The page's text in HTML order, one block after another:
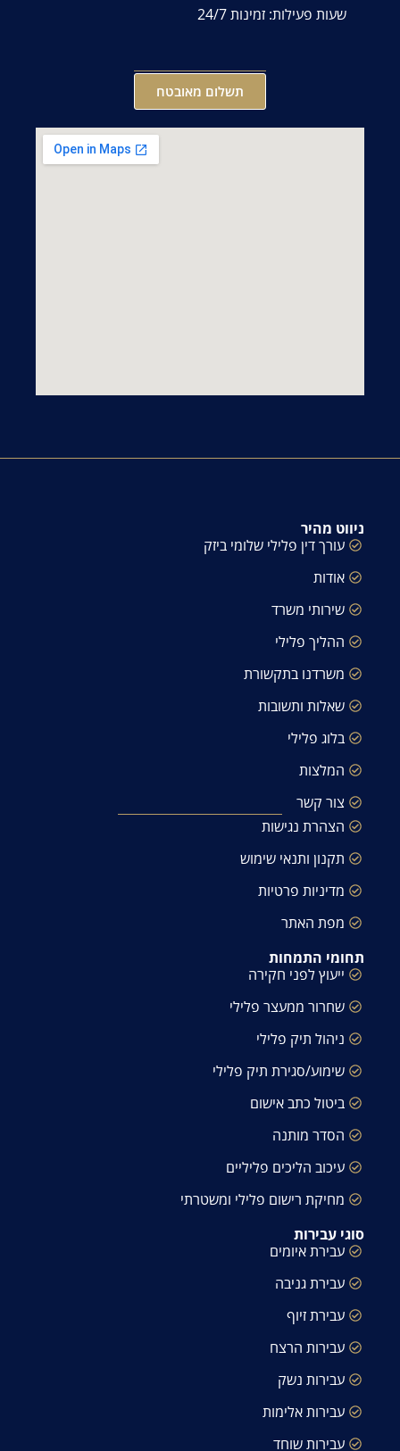
שעות פעילות: זמינות 24/7
תשלום מאובטח
ניווט מהיר
עורך דין פלילי שלומי ביזק
אודות
שירותי משרד
ההליך פלילי
משרדנו בתקשורת
שאלות ותשובות
בלוג פלילי
המלצות
צור קשר
הצהרת נגישות
תקנון ותנאי שימוש
מדיניות פרטיות
מפת האתר
תחומי התמחות
ייעוץ לפני חקירה
שחרור ממעצר פלילי
ניהול תיק פלילי
שימוע/סגירת תיק פלילי
ביטול כתב אישום
הסדר מותנה
עיכוב הליכים פליליים
מחיקת רישום פלילי ומשטרתי
סוגי עבירות
עבירת איומים
עבירת גניבה
עבירת זיוף
עבירות הרצח
עבירות נשק
עבירות אלימות
עבירות שוחד